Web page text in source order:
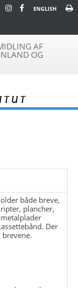
ENGLISH
AF
OG
både breve,
plancher,
Der